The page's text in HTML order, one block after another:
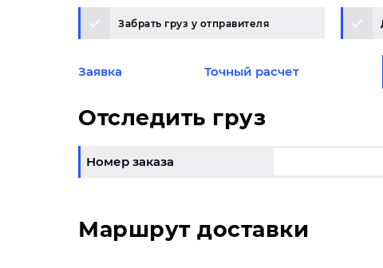
Забрать груз у отправителя
Заявка Точный расчет
Отследить груз
Номер заказа
Маршрут доставки